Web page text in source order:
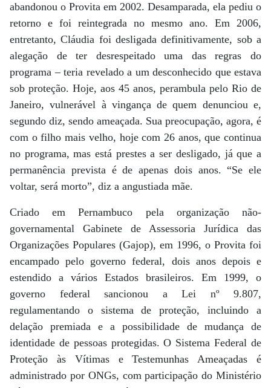
abandonou o Provita em 2002. Desamparada, ela pediu o
retorno e foi reintegrada no mesmo ano. Em 2006,
entretanto, Cláudia foi desligada definitivamente, sob a
alegação de ter desrespeitado uma das regras do
programa – teria revelado a um desconhecido que estava
sob proteção. Hoje, aos 45 anos, perambula pelo Rio de
Janeiro, vulnerável à vingança de quem denunciou e,
segundo diz, sendo ameaçada. Sua preocupação, agora, é
com o filho mais velho, hoje com 26 anos, que continua
no programa, mas está prestes a ser desligado, já que a
permanência prevista é de apenas dois anos. “Se ele
voltar, será morto”, diz a angustiada mãe.
Criado em Pernambuco pela organização não-
governamental Gabinete de Assessoria Jurídica das
Organizações Populares (Gajop), em 1996, o Provita foi
encampado pelo governo federal, dois anos depois e
estendido a vários Estados brasileiros. Em 1999, o
governo federal sancionou a Lei nº 9.807,
regulamentando o sistema de proteção, incluindo a
delação premiada e a possibilidade de mudança de
identidade de pessoas protegidas. O Sistema Federal de
Proteção às Vítimas e Testemunhas Ameaçadas é
administrado por ONGs, com participação do Ministério